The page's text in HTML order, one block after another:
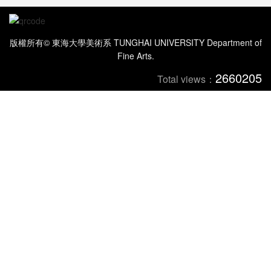
版權所有© 東海大學美術系 TUNGHAI UNIVERSITY Department of
Fine Arts.
Total views： 2660205